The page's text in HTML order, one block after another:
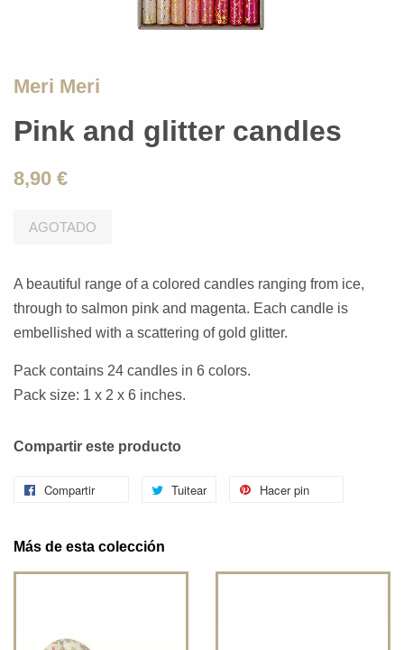
Meri Meri
Pink and glitter candles
8,90 €
AGOTADO
A beautiful range of a colored candles ranging from ice,
through to salmon pink and magenta. Each candle is
embellished with a scattering of gold glitter.
Pack contains 24 candles in 6 colors.
Pack size: 1 x 2 x 6 inches.
Compartir este producto
Compartir Tuitear Hacer pin
Más de esta colección